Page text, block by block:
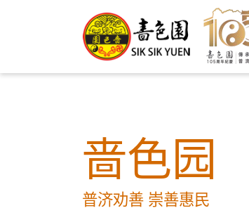
啬色园
普济劝善 崇善惠民